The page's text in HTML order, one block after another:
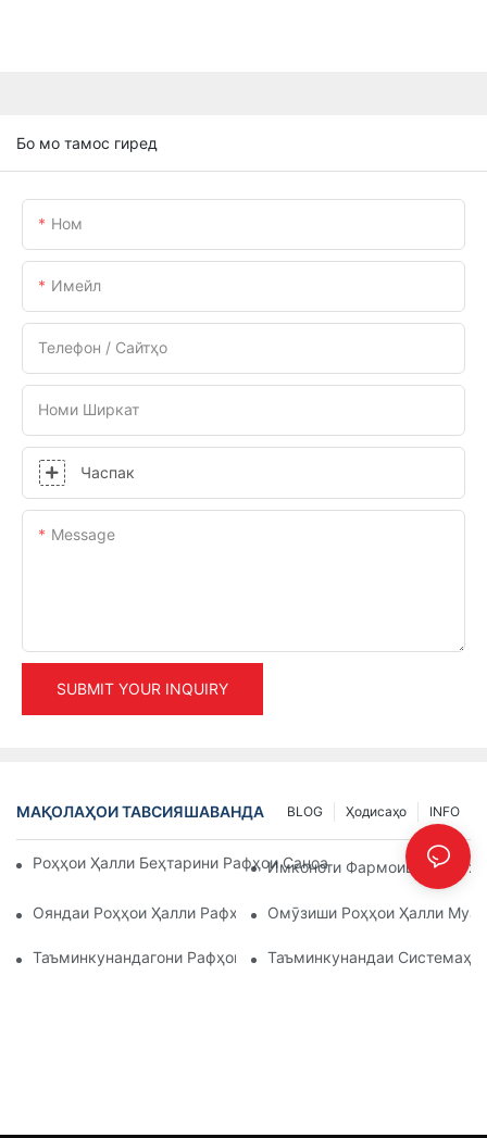
Бо мо тамос гиред
Ном
Имейл
Телефон / Сайтҳо
Номи Ширкат
Часпак
Message
SUBMIT YOUR INQUIRY
МАҚОЛАҲОИ ТАВСИЯШАВАНДА INFO
Ҳодисаҳо
BLOG
Роҳҳои Ҳалли Беҳтарини Рафҳои Саноатӣ Барои
Имконоти Фармоишии
Ояндаи Роҳҳои Ҳалли Рафҳои Паллетӣ: Тамоюлҳо Ва
Омӯзиши Роҳҳои Ҳалли
Таъминкунандагони Рафҳои Анбор: Ба Чӣ Диққат Додан
Таъминкунандаи